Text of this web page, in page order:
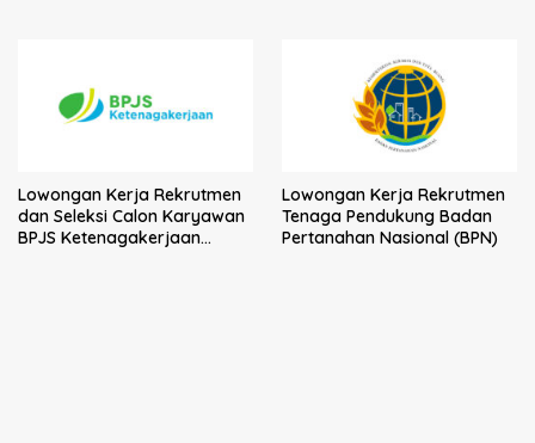
Lowongan Kerja Rekrutmen
dan Seleksi Calon Karyawan
BPJS Ketenagakerjaan
Lowongan Kerja Rekrutmen
Tenaga Pendukung Badan
Pertanahan Nasional (BPN)